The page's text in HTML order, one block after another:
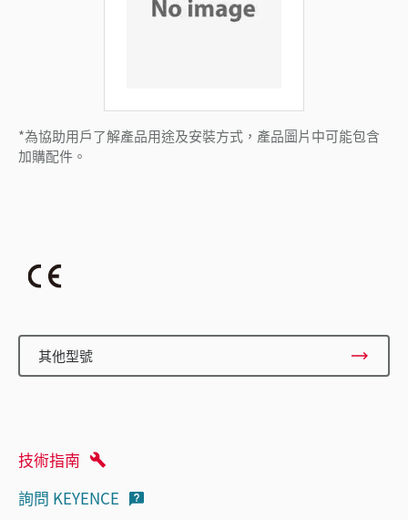
*為協助用戶了解產品用途及安裝方式，產品圖片中可能包含
加購配件。
其他型號
技術指南
詢問 KEYENCE